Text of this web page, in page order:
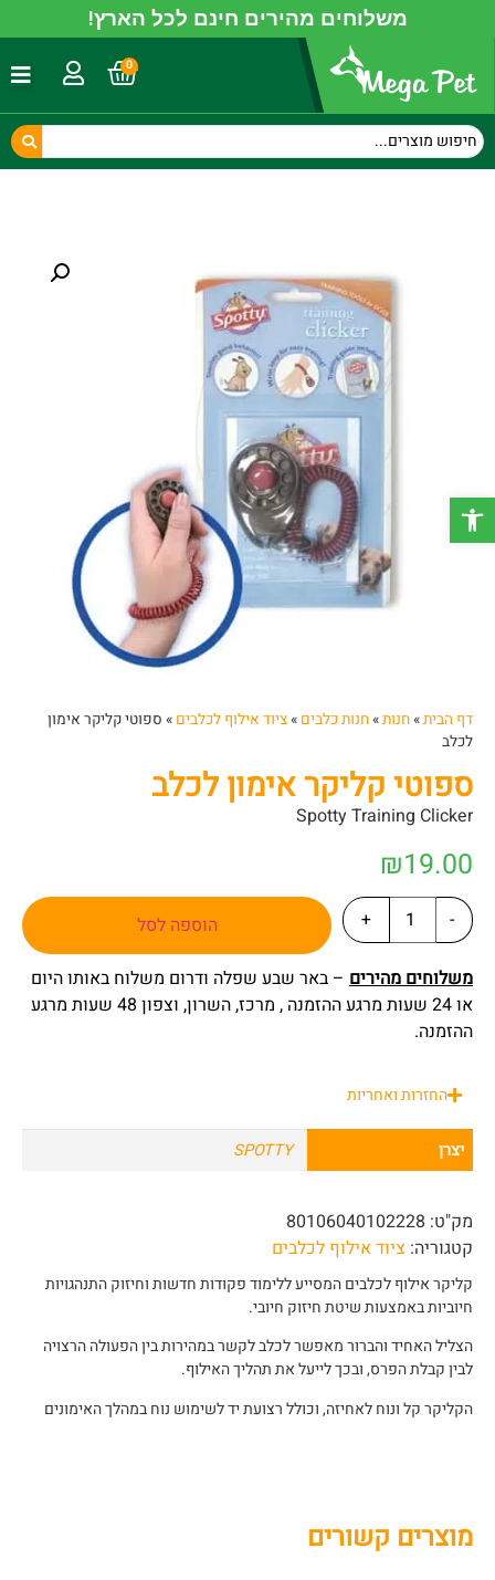
פתח סרגל נגישות
משלוחים מהירים חינם לכל הארץ!
0
דף הבית»חנות»חנות כלבים »ציוד אילוף לכלבים » ספוטי קליקר אימון
לכלב
ספוטי קליקר אימון לכלב
Spotty Training Clicker
₪19.00
-
+
הוספה לסל
משלוחים מהירים – באר שבע שפלה ודרום משלוח באותו היום
או 24 שעות מרגע ההזמנה , מרכז, השרון, וצפון 48 שעות מרגע
ההזמנה.
החזרות ואחריות
יצרן SPOTTY
מק"ט: 80106040102228
קטגוריה: ציוד אילוף לכלבים
קליקר אילוף לכלבים המסייע ללימוד פקודות חדשות וחיזוק התנהגויות
חיוביות באמצעות שיטת חיזוק חיובי.
הצליל האחיד והברור מאפשר לכלב לקשר במהירות בין הפעולה הרצויה
לבין קבלת הפרס, ובכך לייעל את תהליך האילוף.
הקליקר קל ונוח לאחיזה, וכולל רצועת יד לשימוש נוח במהלך האימונים
מוצרים קשורים